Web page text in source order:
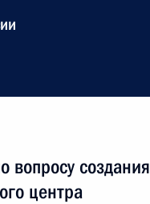
вопросу создания
центра